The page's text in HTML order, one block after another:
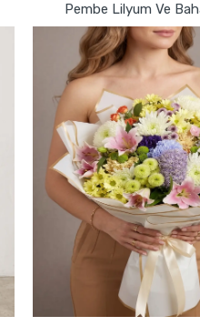
Pembe Lilyum Ve